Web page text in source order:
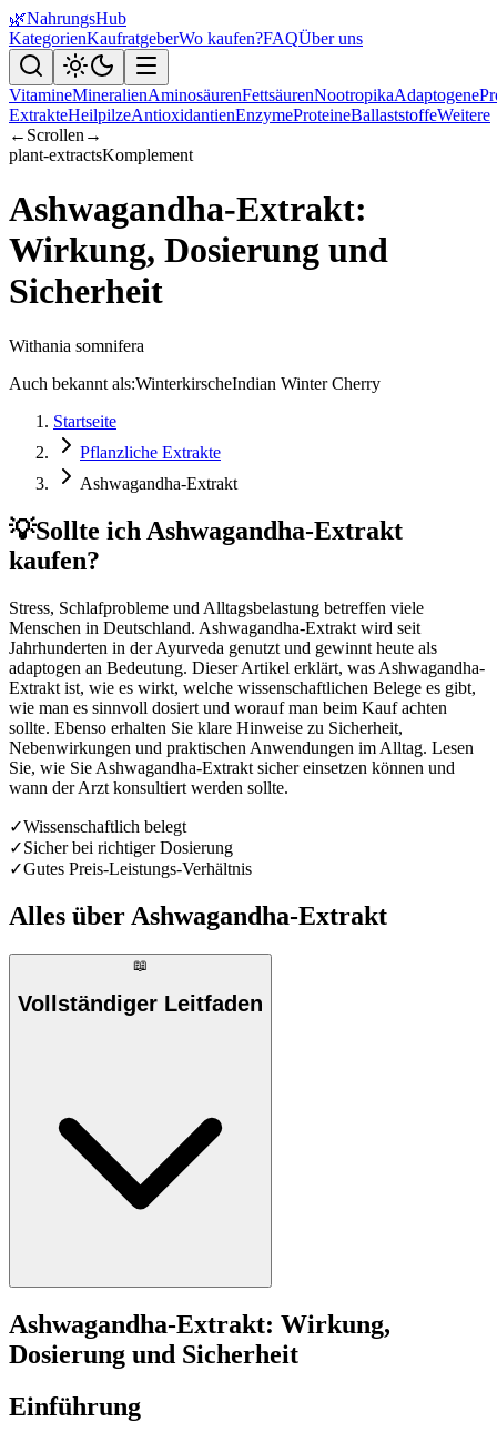
🌿NahrungsHub
KategorienKaufratgeberWo kaufen?FAQÜber uns
VitamineMineralienAminosäurenFettsäurenNootropikaAdaptogene
ExtrakteHeilpilzeAntioxidantienEnzymeProteineBallaststoffeWeitere
← Scrollen →
plant-extractsKomplement
Ashwagandha-Extrakt:
Wirkung, Dosierung und
Sicherheit
Withania somnifera
Auch bekannt als:WinterkirscheIndian Winter Cherry
Startseite
Pflanzliche Extrakte
Ashwagandha-Extrakt
💡Sollte ich Ashwagandha-Extrakt
kaufen?
Stress, Schlafprobleme und Alltagsbelastung betreffen viele
Menschen in Deutschland. Ashwagandha-Extrakt wird seit
Jahrhunderten in der Ayurveda genutzt und gewinnt heute als
adaptogen an Bedeutung. Dieser Artikel erklärt, was Ashwagandha-
Extrakt ist, wie es wirkt, welche wissenschaftlichen Belege es gibt,
wie man es sinnvoll dosiert und worauf man beim Kauf achten
sollte. Ebenso erhalten Sie klare Hinweise zu Sicherheit,
Nebenwirkungen und praktischen Anwendungen im Alltag. Lesen
Sie, wie Sie Ashwagandha-Extrakt sicher einsetzen können und
wann der Arzt konsultiert werden sollte.
✓Wissenschaftlich belegt
✓Sicher bei richtiger Dosierung
✓Gutes Preis-Leistungs-Verhältnis
Alles über Ashwagandha-Extrakt
📖
Vollständiger Leitfaden
Ashwagandha-Extrakt: Wirkung,
Dosierung und Sicherheit
Einführung